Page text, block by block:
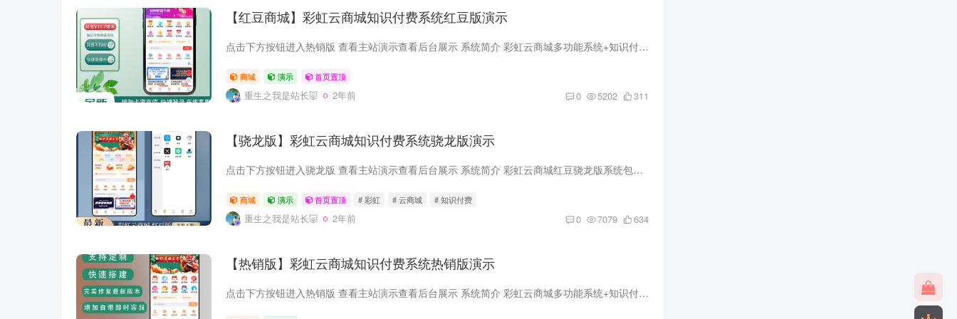
【红豆商城】彩虹云商城知识付费系统红豆版演示
点击下方按钮进入热销版 查看主站演示查看后台展示 系统简介 彩虹云商城多功能系统+知识付费+虚拟商城+在线客服+商品分类 源代码由抖佳互动工作室亲自修复更新后所发布出来，全网独家二开首发，...
商城 演示 首页置顶
重生之我是站长🐷 2年前 0 5202 311
【骁龙版】彩虹云商城知识付费系统骁龙版演示
点击下方按钮进入骁龙版 查看主站演示查看后台展示 系统简介 彩虹云商城红豆骁龙版系统包含（知识付费+虚拟商城+在线客服+付费进群+商品分类、上传、对接，全网独家二开更新修复首发，包含众多...
商城 演示 首页置顶 # 彩虹 # 云商城 # 知识付费
重生之我是站长🐷 2年前 0 7079 634
【热销版】彩虹云商城知识付费系统热销版演示
点击下方按钮进入热销版 查看主站演示查看后台展示 系统简介 彩虹云商城多功能系统+知识付费+虚拟商城+在线客服+商品分类 源代码由抖佳互动工作室亲自修复更新后所发布出来，全网独家首发，且包...